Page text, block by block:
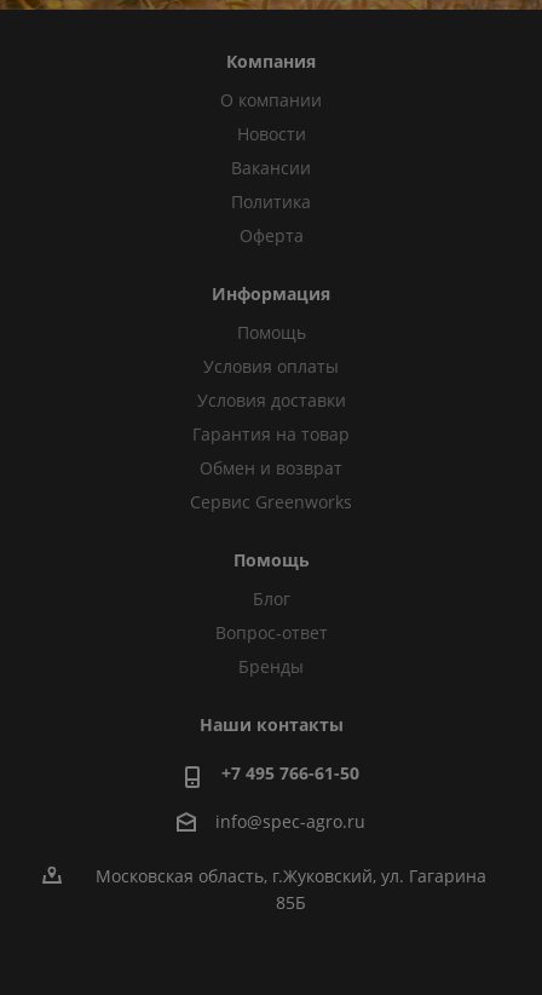
Компания
О компании
Новости
Вакансии
Политика
Оферта
Информация
Помощь
Условия оплаты
Условия доставки
Гарантия на товар
Обмен и возврат
Сервис Greenworks
Помощь
Блог
Вопрос-ответ
Бренды
Наши контакты
+7 495 766-61-50
info@spec-agro.ru
Московская область, г.Жуковский, ул. Гагарина
85Б